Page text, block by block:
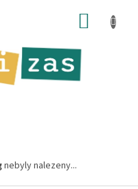
nebyly nalezeny...